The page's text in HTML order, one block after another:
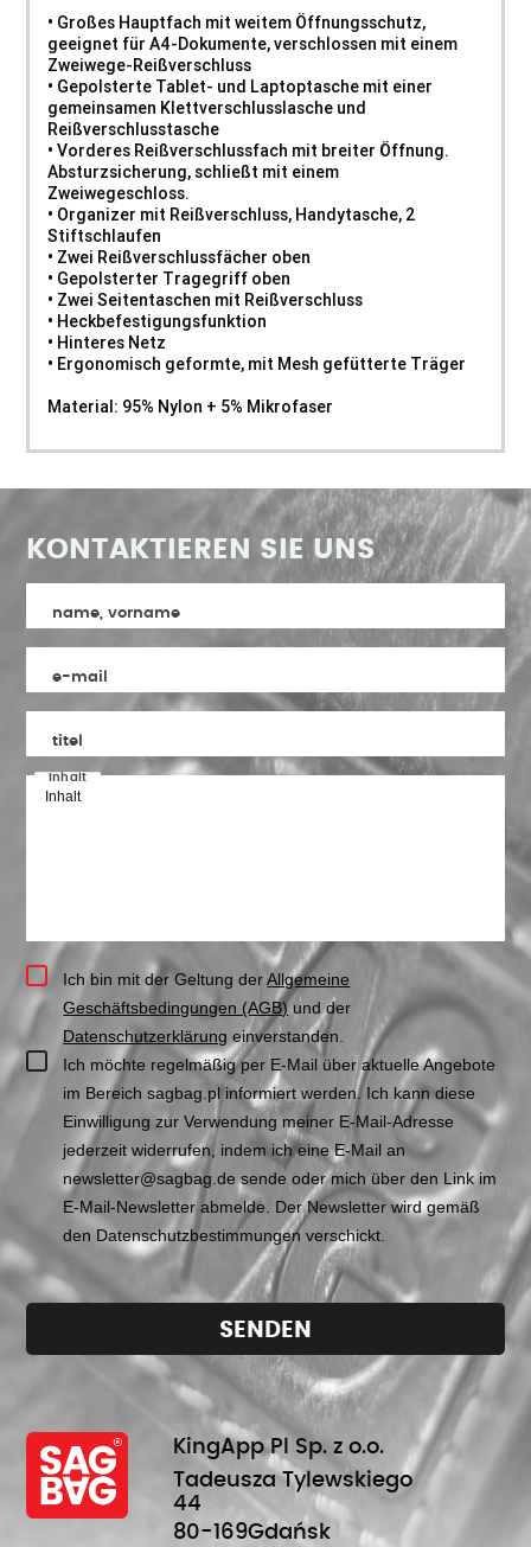
• Großes Hauptfach mit weitem Öffnungsschutz,
geeignet für A4-Dokumente, verschlossen mit einem
Zweiwege-Reißverschluss
• Gepolsterte Tablet- und Laptoptasche mit einer
gemeinsamen Klettverschlusslasche und
Reißverschlusstasche
• Vorderes Reißverschlussfach mit breiter Öffnung.
Absturzsicherung, schließt mit einem
Zweiwegeschloss.
• Organizer mit Reißverschluss, Handytasche, 2
Stiftschlaufen
• Zwei Reißverschlussfächer oben
• Gepolsterter Tragegriff oben
• Zwei Seitentaschen mit Reißverschluss
• Heckbefestigungsfunktion
• Hinteres Netz
• Ergonomisch geformte, mit Mesh gefütterte Träger
Material: 95% Nylon + 5% Mikrofaser
KONTAKTIEREN SIE UNS
KingApp Pl Sp. z o.o.
Tadeusza Tylewskiego
44
80-169Gdańsk
name, vorname
e-mail
titel
inhalt
Ich bin mit der Geltung derAllgemeine
Geschäftsbedingungen (AGB)und der
Datenschutzerklärung einverstanden.
Ich möchte regelmäßig per E-Mail über aktuelle Angebote
im Bereich sagbag.pl informiert werden. Ich kann diese
Einwilligung zur Verwendung meiner E-Mail-Adresse
jederzeit widerrufen, indem ich eine E-Mail an
newsletter@sagbag.de sende oder mich über den Link im
E-Mail-Newsletter abmelde. Der Newsletter wird gemäß
den Datenschutzbestimmungen verschickt.
SENDEN